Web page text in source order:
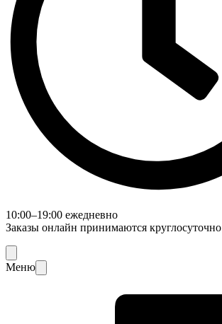
10:00–19:00 ежедневно
Заказы онлайн принимаются круглосуточно
Меню